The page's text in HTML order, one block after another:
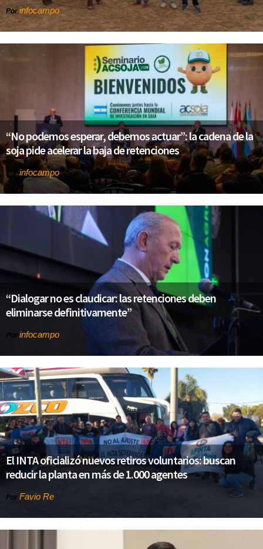
Porinfocampo
“No podemos esperar, debemos actuar”: la cadena de la
soja pide acelerar la baja de retenciones
Porinfocampo
“Dialogar no es claudicar: las retenciones deben
eliminarse definitivamente”
Por infocampo
El INTA oficializó nuevos retiros voluntarios: buscan
reducir la planta en más de 1.000 agentes
Por Favio Re